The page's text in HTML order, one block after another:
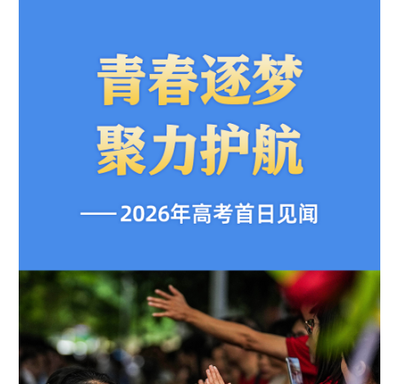
一带一路 亚太网
天津 河北
浙江 安徽 江西
山东 河南 湖北 湖南
广东 广西 海南 重庆